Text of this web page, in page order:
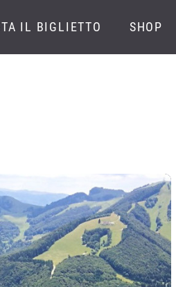
IL BIGLIETTO SHOP